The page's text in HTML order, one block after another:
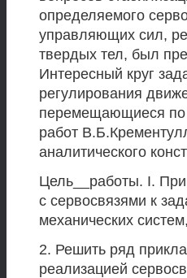
определяемого
управляющих сил,
твердых тел, был
Интересный круг
регулирования
перемещающиеся по
работ
аналитического
Цель__работы. I.
с сервосвязями к
механических
2. Решить ряд
реализацией